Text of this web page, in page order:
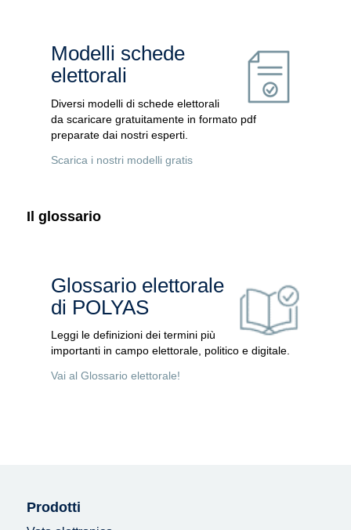
Modelli schede
elettorali
Diversi modelli di schede elettorali
da scaricare gratuitamente in formato pdf
preparate dai nostri esperti.
Scarica i nostri modelli gratis
Il glossario
Glossario elettorale
di POLYAS
Leggi le definizioni dei termini più
importanti in campo elettorale, politico e digitale.
Vai al Glossario elettorale!
Prodotti